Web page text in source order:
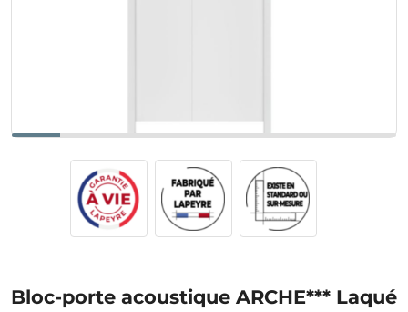
Bloc-porte acoustique ARCHE*** Laqué